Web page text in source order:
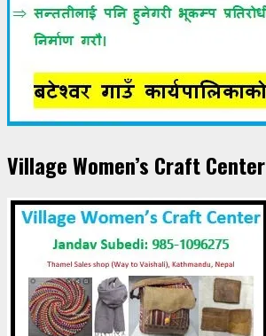
Village Women’s Craft Center